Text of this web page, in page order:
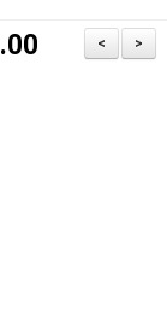
>
<